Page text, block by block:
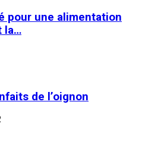
pour une alimentation
la…
de l’oignon